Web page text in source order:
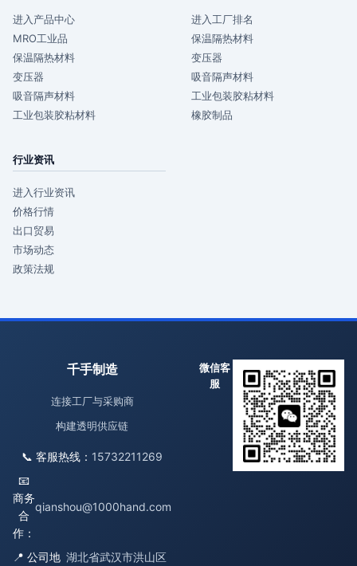
进入产品中心
MRO工业品
保温隔热材料
变压器
吸音隔声材料
工业包装胶粘材料
进入工厂排名
保温隔热材料
变压器
吸音隔声材料
工业包装胶粘材料
橡胶制品
行业资讯
进入行业资讯
价格行情
出口贸易
市场动态
政策法规
千手制造
连接工厂与采购商
构建透明供应链
📞 客服热线： 15732211269
📧
商务
合
作：
qianshou@1000hand.com
📍 公司地 湖北省武汉市洪山区
微信客
服